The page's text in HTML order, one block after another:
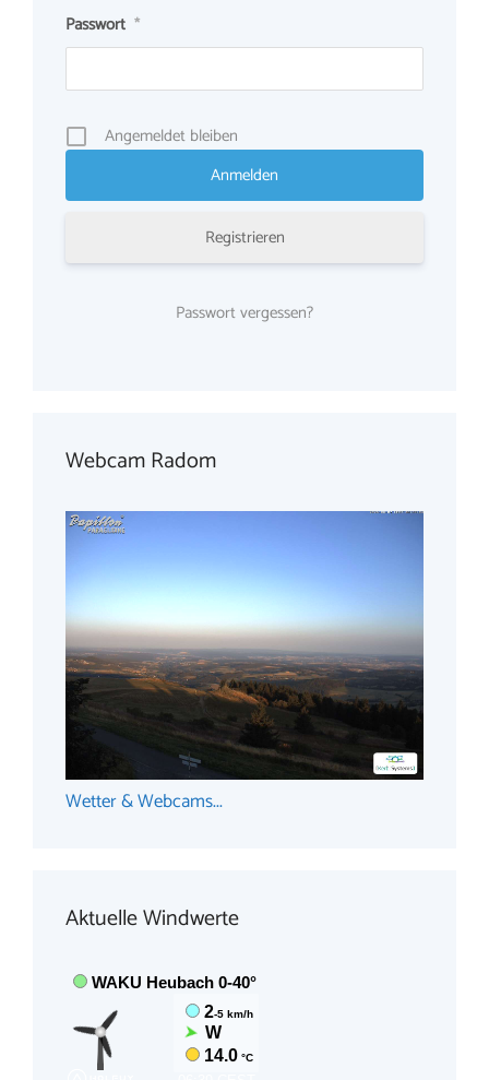
Passwort *
Angemeldet bleiben
Registrieren
Passwort vergessen?
Webcam Radom
Wetter & Webcams...
Aktuelle Windwerte